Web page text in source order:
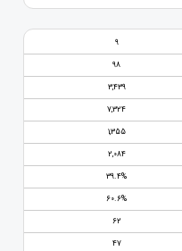
9
98
3,439
7,324
1,355
2,084
39.4%
60.6%
62
47